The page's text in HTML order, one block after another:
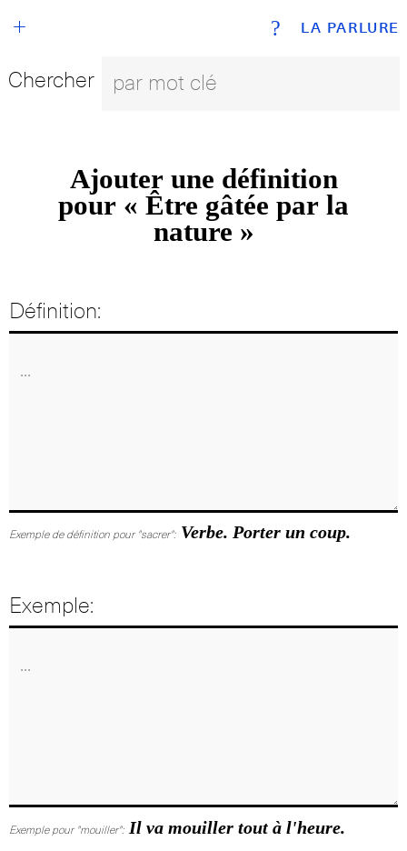
LA PARLURE
+ ?
Chercher
Ajouter une définition
pour « Être gâtée par la
nature »
Définition:
Exemple de définition pour "sacrer": Verbe. Porter un coup.
Exemple:
Exemple pour "mouiller": Il va mouiller tout à l'heure.